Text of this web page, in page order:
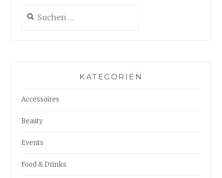
nach:
KATEGORIEN
Accessoires
Beauty
Events
Food & Drinks